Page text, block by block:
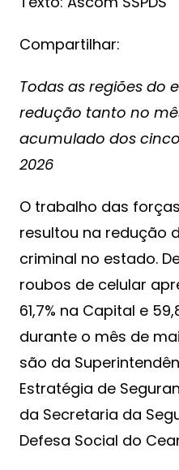
Compartilhar:
Todas as regiões do
redução tanto no
acumulado dos
2026
O trabalho das
resultou na redução
criminal no estado.
roubos de celular
61,7% na Capital e
durante o mês de
são da
Estratégia de
da Secretaria da
Defesa Social do